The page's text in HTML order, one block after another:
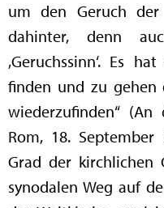
um den Geruch
dahinter, denn
‚Geruchssinn‘. Es
finden und zu gehen
wiederzufinden“
Rom, 18.
Grad der kirchlichen
synodalen Weg auf